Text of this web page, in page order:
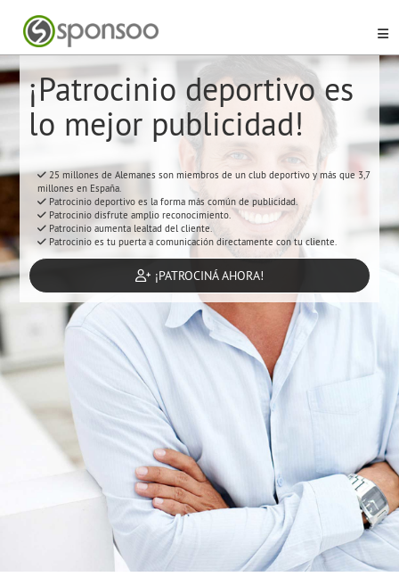
¡Patrocinio deportivo es
lo mejor publicidad!
25 millones de Alemanes son miembros de un club deportivo y más que 3,7
millones en España.
Patrocinio deportivo es la forma más común de publicidad.
Patrocinio disfrute amplio reconocimiento.
Patrocinio aumenta lealtad del cliente.
Patrocinio es tu puerta a comunicación directamente con tu cliente.
¡PATROCINÁ AHORA!